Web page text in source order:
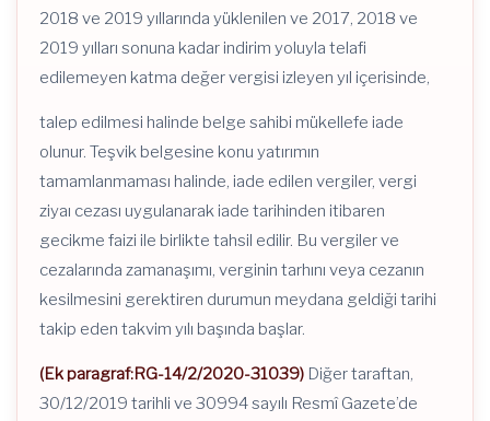
2018 ve 2019 yıllarında yüklenilen ve 2017, 2018 ve
2019 yılları sonuna kadar indirim yoluyla telafi
edilemeyen katma değer vergisi izleyen yıl içerisinde,
talep edilmesi halinde belge sahibi mükellefe iade
olunur. Teşvik belgesine konu yatırımın
tamamlanmaması halinde, iade edilen vergiler, vergi
ziyaı cezası uygulanarak iade tarihinden itibaren
gecikme faizi ile birlikte tahsil edilir. Bu vergiler ve
cezalarında zamanaşımı, verginin tarhını veya cezanın
kesilmesini gerektiren durumun meydana geldiği tarihi
takip eden takvim yılı başında başlar.
(Ek paragraf:RG-14/2/2020-31039) Diğer taraftan,
30/12/2019 tarihli ve 30994 sayılı Resmî Gazete’de